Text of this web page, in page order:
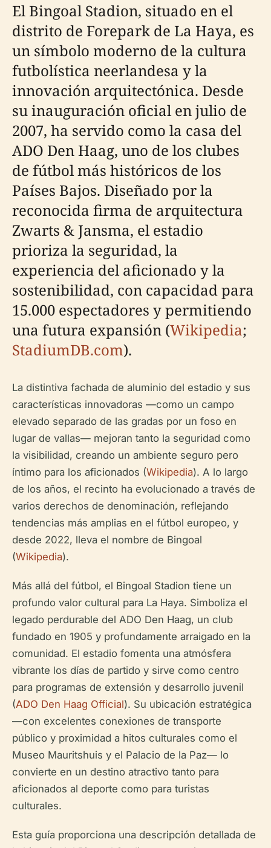
El Bingoal Stadion, situado en el
distrito de Forepark de La Haya, es
un símbolo moderno de la cultura
futbolística neerlandesa y la
innovación arquitectónica. Desde
su inauguración oficial en julio de
2007, ha servido como la casa del
ADO Den Haag, uno de los clubes
de fútbol más históricos de los
Países Bajos. Diseñado por la
reconocida firma de arquitectura
Zwarts & Jansma, el estadio
prioriza la seguridad, la
experiencia del aficionado y la
sostenibilidad, con capacidad para
15.000 espectadores y permitiendo
una futura expansión (Wikipedia;
StadiumDB.com).
La distintiva fachada de aluminio del estadio y sus
características innovadoras —como un campo
elevado separado de las gradas por un foso en
lugar de vallas— mejoran tanto la seguridad como
la visibilidad, creando un ambiente seguro pero
íntimo para los aficionados (Wikipedia). A lo largo
de los años, el recinto ha evolucionado a través de
varios derechos de denominación, reflejando
tendencias más amplias en el fútbol europeo, y
desde 2022, lleva el nombre de Bingoal
(Wikipedia).
Más allá del fútbol, el Bingoal Stadion tiene un
profundo valor cultural para La Haya. Simboliza el
legado perdurable del ADO Den Haag, un club
fundado en 1905 y profundamente arraigado en la
comunidad. El estadio fomenta una atmósfera
vibrante los días de partido y sirve como centro
para programas de extensión y desarrollo juvenil
(ADO Den Haag Official). Su ubicación estratégica
—con excelentes conexiones de transporte
público y proximidad a hitos culturales como el
Museo Mauritshuis y el Palacio de la Paz— lo
convierte en un destino atractivo tanto para
aficionados al deporte como para turistas
culturales.
Esta guía proporciona una descripción detallada de